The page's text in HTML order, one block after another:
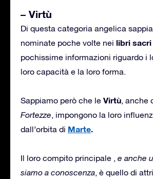
– Virtù
Di questa categoria angelica
nominate poche volte nei libri sacri
pochissime informazioni riguardo i
loro capacità e la loro forma.
Sappiamo però che le Virtù, anche
Fortezze, impongono la loro
dall’orbita di Marte.
Il loro compito principale , e anche
siamo a conoscenza, è quello di